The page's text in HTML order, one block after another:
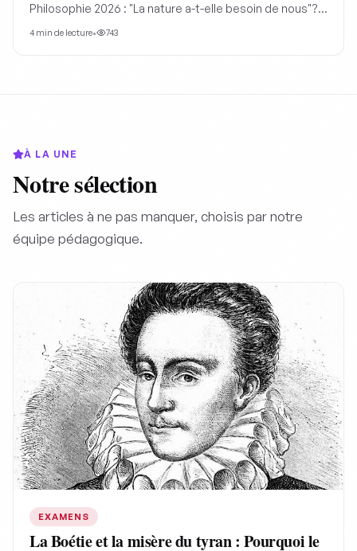
Philosophie 2026 : "La nature a-t-elle besoin de nous"?
manière assez originale. La nature a précédé l'humanité
4 min de lecture• 743
À LA UNE
Notre sélection
Les articles à ne pas manquer, choisis par notre
équipe pédagogique.
EXAMENS
La Boétie et la misère du tyran : Pourquoi le